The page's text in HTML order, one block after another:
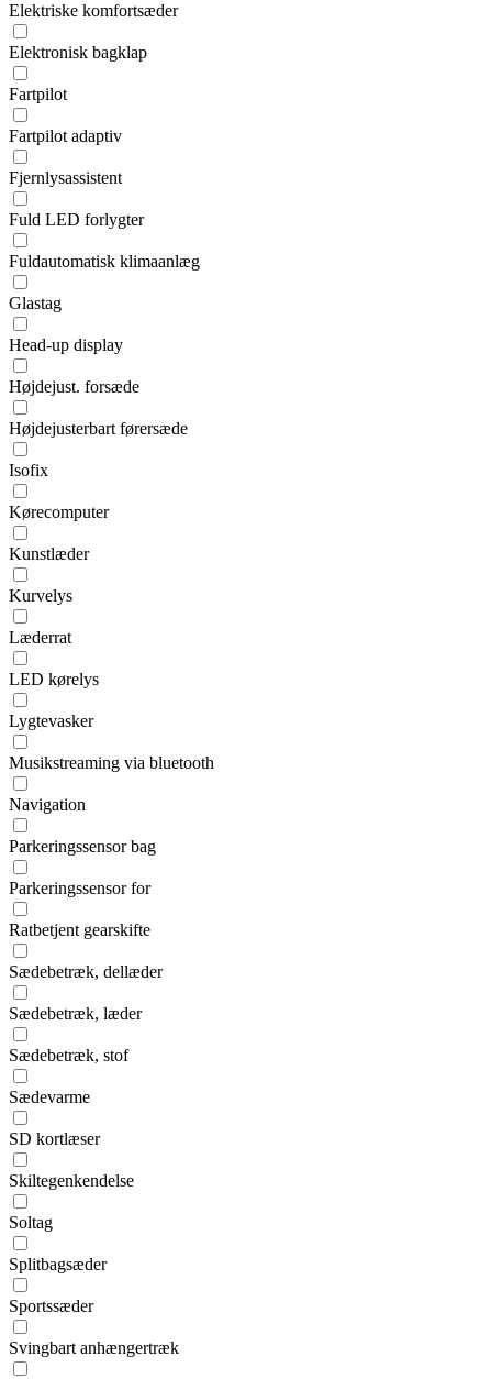
Elektriske komfortsæder
Elektronisk bagklap
Fartpilot
Fartpilot adaptiv
Fjernlysassistent
Fuld LED forlygter
Fuldautomatisk klimaanlæg
Glastag
Head-up display
Højdejust. forsæde
Højdejusterbart førersæde
Isofix
Kørecomputer
Kunstlæder
Kurvelys
Læderrat
LED kørelys
Lygtevasker
Musikstreaming via bluetooth
Navigation
Parkeringssensor bag
Parkeringssensor for
Ratbetjent gearskifte
Sædebetræk, dellæder
Sædebetræk, læder
Sædebetræk, stof
Sædevarme
SD kortlæser
Skiltegenkendelse
Soltag
Splitbagsæder
Sportssæder
Svingbart anhængertræk